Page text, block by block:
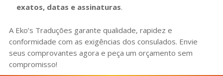
exatos, datas e assinaturas.
A Eko’s Traduções garante qualidade, rapidez e
conformidade com as exigências dos consulados. Envie
seus comprovantes agora e peça um orçamento sem
compromisso!